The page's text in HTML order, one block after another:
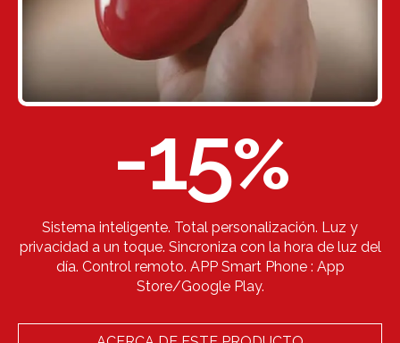
-15%
Sistema inteligente. Total personalización. Luz y
privacidad a un toque. Sincroniza con la hora de luz del
día. Control remoto. APP Smart Phone : App
Store/Google Play.